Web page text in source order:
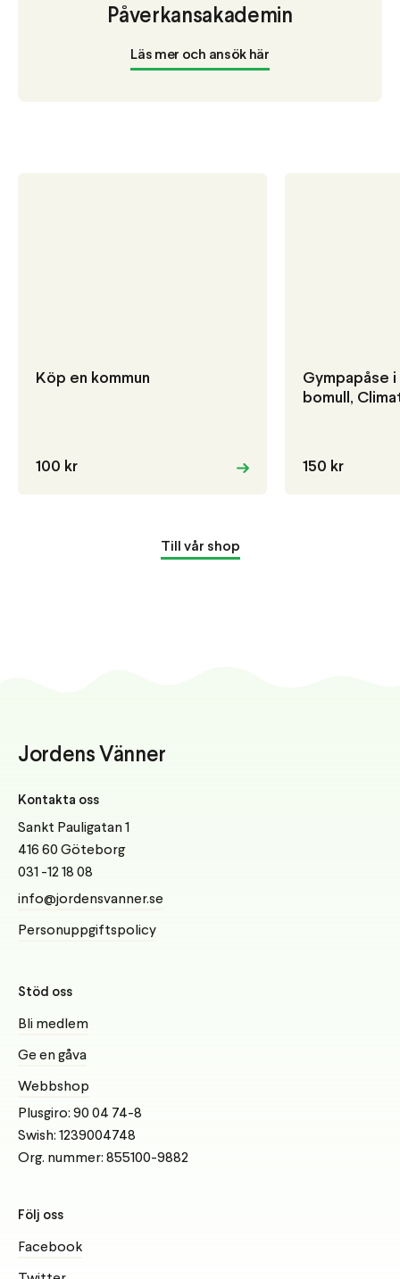
Påverkansakademin
Läs mer och ansök här
Köp en kommun
100 kr
Gympapåse
bomull,
150 kr
Till vår shop
Jordens Vänner
Kontakta oss
Sankt Pauligatan 1
416 60 Göteborg
031 -12 18 08
info@jordensvanner.se
Personuppgiftspolicy
Stöd oss
Bli medlem
Ge en gåva
Webbshop
Plusgiro: 90 04 74-8
Swish: 1239004748
Org. nummer: 855100-9882
Följ oss
Facebook